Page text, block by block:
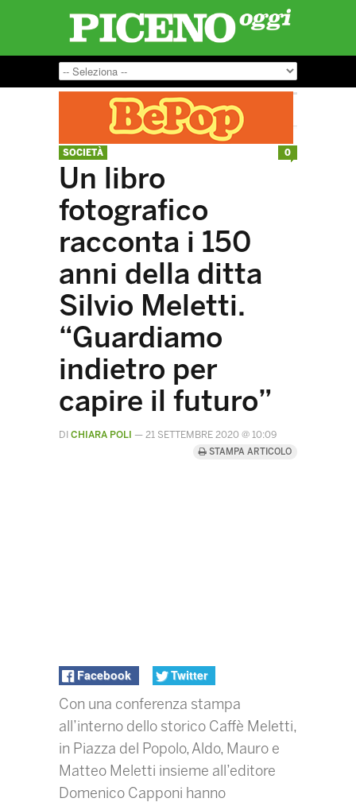
SOCIETÀ
Un libro
fotografico
racconta i 150
anni della ditta
Silvio Meletti.
“Guardiamo
indietro per
capire il futuro”
DI CHIARA POLI — 21 SETTEMBRE 2020 @ 10:09
STAMPA ARTICOLO
Facebook Twitter
Con una conferenza stampa
all’interno dello storico Caffè Meletti,
in Piazza del Popolo, Aldo, Mauro e
Matteo Meletti insieme all’editore
Domenico Capponi hanno
0